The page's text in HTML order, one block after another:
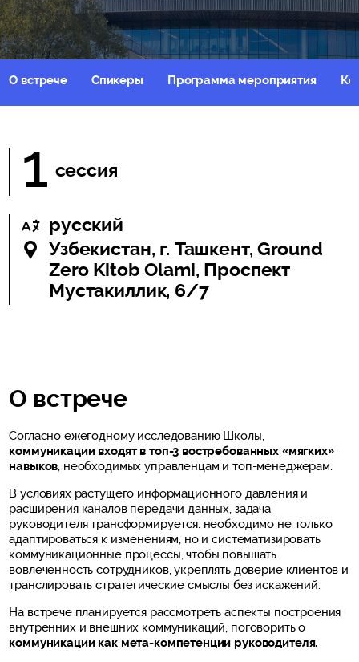
О встрече Спикеры Программа мероприятия
1 сессия
русский
Узбекистан, г. Ташкент, Ground
Zero Kitob Olami, Проспект
Мустакиллик, 6/7
О встрече
Согласно ежегодному исследованию Школы,
коммуникации входят в топ-3 востребованных «мягких»
навыков, необходимых управленцам и топ-менеджерам.
В условиях растущего информационного давления и
расширения каналов передачи данных, задача
руководителя трансформируется: необходимо не только
адаптироваться к изменениям, но и систематизировать
коммуникационные процессы, чтобы повышать
вовлеченность сотрудников, укреплять доверие клиентов и
транслировать стратегические смыслы без искажений.
На встрече планируется рассмотреть аспекты построения
внутренних и внешних коммуникаций, поговорить о
коммуникации как мета-компетенции руководителя.